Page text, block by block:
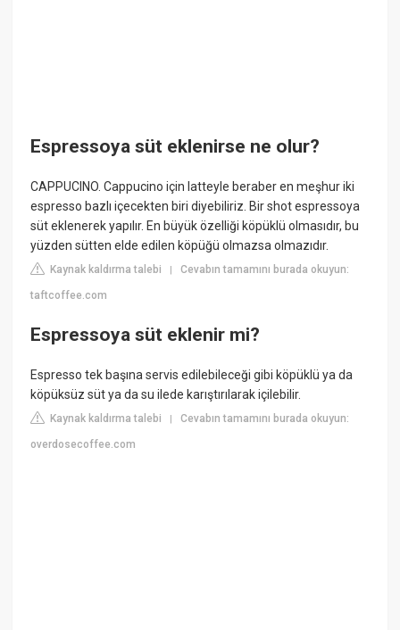
Espressoya süt eklenirse ne olur?
CAPPUCINO. Cappucino için latteyle beraber en meşhur iki
espresso bazlı içecekten biri diyebiliriz. Bir shot espressoya
süt eklenerek yapılır. En büyük özelliği köpüklü olmasıdır, bu
yüzden sütten elde edilen köpüğü olmazsa olmazıdır.
Kaynak kaldırma talebi |Cevabın tamamını burada okuyun:
taftcoffee.com
Espressoya süt eklenir mi?
Espresso tek başına servis edilebileceği gibi köpüklü ya da
köpüksüz süt ya da su ilede karıştırılarak içilebilir.
Kaynak kaldırma talebi |Cevabın tamamını burada okuyun:
overdosecoffee.com